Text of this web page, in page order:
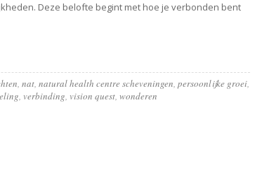
Deze belofte begint met hoe je verbonden bent
nat natural health centre scheveningen persoonlijke groei
verbinding vision quest wonderen